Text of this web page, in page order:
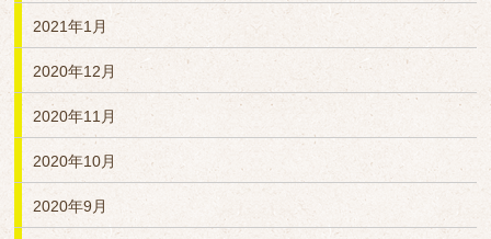
2021年1月
2020年12月
2020年11月
2020年10月
2020年9月